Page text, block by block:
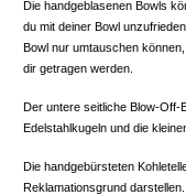
Die handgeblasenen Bowls
du mit deiner Bowl
Bowl nur umtauschen
dir getragen werden.
Der untere seitliche Blow-Off-
Edelstahlkugeln und die
Die handgebürsteten
Reklamationsgrund darstellen.